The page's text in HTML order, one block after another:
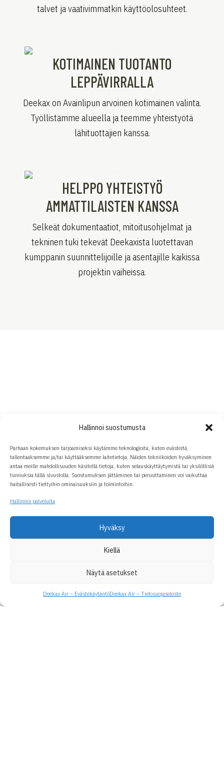
Hallinnoi suostumusta
Parhaan kokemuksen tarjoamiseksi käytämme teknologioita, kuten evästeitä,
tallentaaksemme ja/tai käyttääksemme laitetietoja. Näiden tekniikoiden hyväksyminen
antaa meille mahdollisuuden käsitellä tietoja, kuten selauskäyttäytymistä tai yksilöllisiä
tunnuksia tällä sivustolla. Suostumuksen jättäminen tai peruuttaminen voi vaikuttaa
haitallisesti tiettyihin ominaisuuksiin ja toimintoihin.
Hallinnoi palveluita
Hyväksy
Kiellä
Näytä asetukset
Deekax Air – EvästekäytäntöDeekax Air – Tietosuojaseloste
talvet ja vaativimmatkin käyttöolosuhteet.
KOTIMAINEN TUOTANTO
LEPPÄVIRRALLA
Deekax on Avainlipun arvoinen kotimainen valinta.
Työllistämme alueella ja teemme yhteistyötä
lähituottajien kanssa.
HELPPO YHTEISTYÖ
AMMATTILAISTEN KANSSA
Selkeät dokumentaatiot, mitoitusohjelmat ja
tekninen tuki tekevät Deekaxista luotettavan
kumppanin suunnittelijoille ja asentajille kaikissa
projektin vaiheissa.